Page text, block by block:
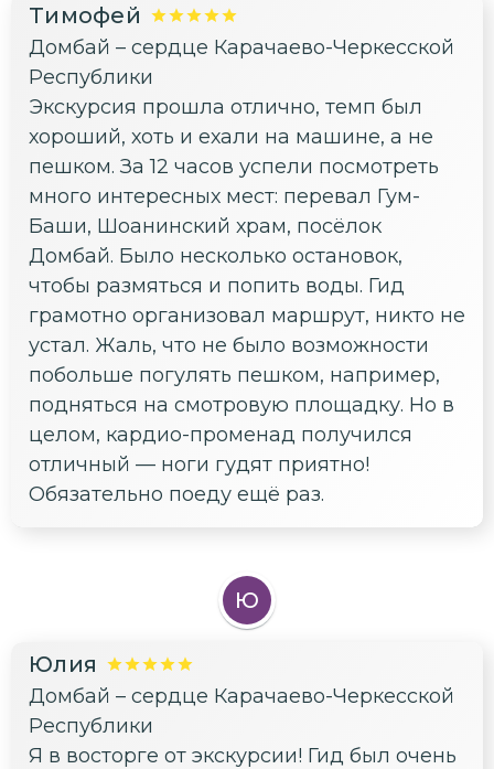
Тимофей
Домбай – сердце Карачаево-Черкесской
Республики
Экскурсия прошла отлично, темп был
хороший, хоть и ехали на машине, а не
пешком. За 12 часов успели посмотреть
много интересных мест: перевал Гум-
Баши, Шоанинский храм, посёлок
Домбай. Было несколько остановок,
чтобы размяться и попить воды. Гид
грамотно организовал маршрут, никто не
устал. Жаль, что не было возможности
побольше погулять пешком, например,
подняться на смотровую площадку. Но в
целом, кардио-променад получился
отличный — ноги гудят приятно!
Обязательно поеду ещё раз.
Ю
Юлия
Домбай – сердце Карачаево-Черкесской
Республики
Я в восторге от экскурсии! Гид был очень